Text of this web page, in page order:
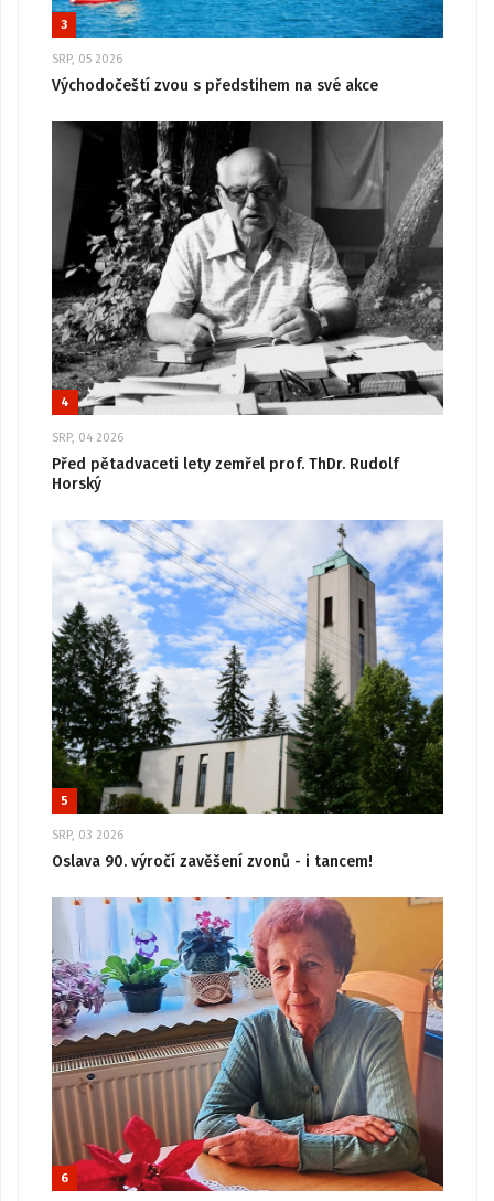
3
SRP, 05 2026
Východočeští zvou s předstihem na své akce
4
SRP, 04 2026
Před pětadvaceti lety zemřel prof. ThDr. Rudolf
Horský
5
SRP, 03 2026
Oslava 90. výročí zavěšení zvonů - i tancem!
6